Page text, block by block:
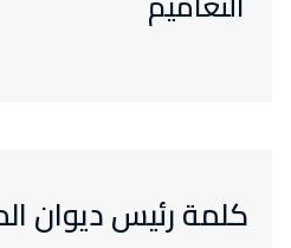
كلمة رئيس ديوان